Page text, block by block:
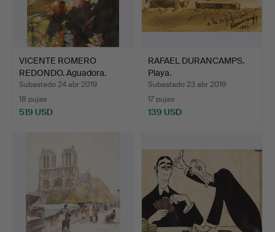
VICENTE ROMERO
REDONDO. Aguadora.
Subastado 24 abr 2019
18 pujas
519 USD
RAFAEL DURANCAMPS.
Playa.
Subastado 23 abr 2019
17 pujas
139 USD